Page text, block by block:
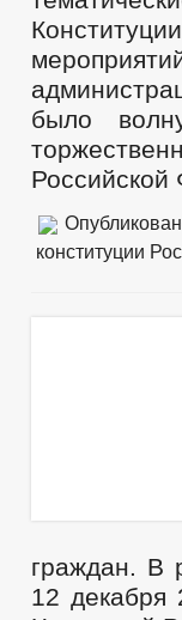
было
Российской
конституции
граждан. В
12 декабря